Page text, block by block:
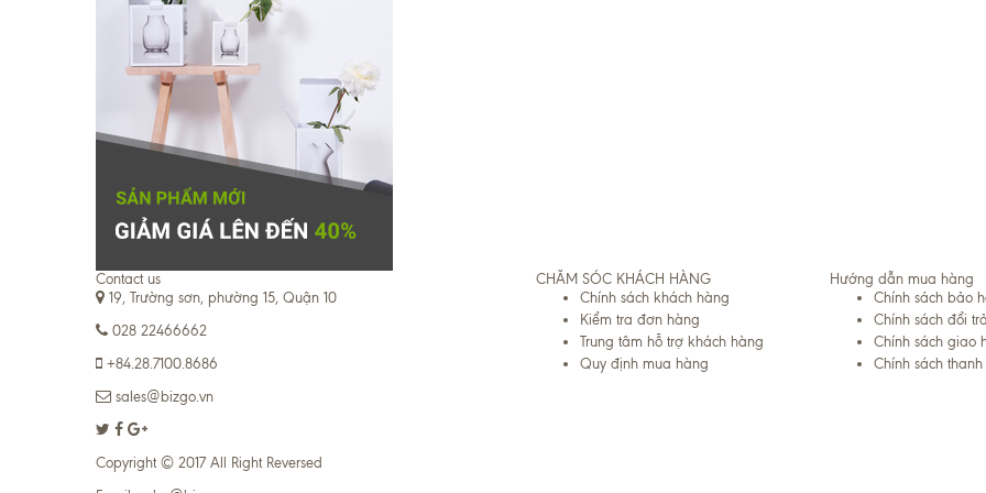
Contact us
19, Trường sơn, phường 15, Quận 10
028 22466662
+84.28.7100.8686
sales@bizgo.vn
CHĂM SÓC KHÁCH HÀNG
Chính sách khách hàng
Kiểm tra đơn hàng
Trung tâm hỗ trợ khách hàng
Quy định mua hàng
Hướng dẫn mua hàng
Chính sách bảo
Chính sách đổi trả
Chính sách giao
Chính sách thanh
Copyright © 2017 All Right Reversed